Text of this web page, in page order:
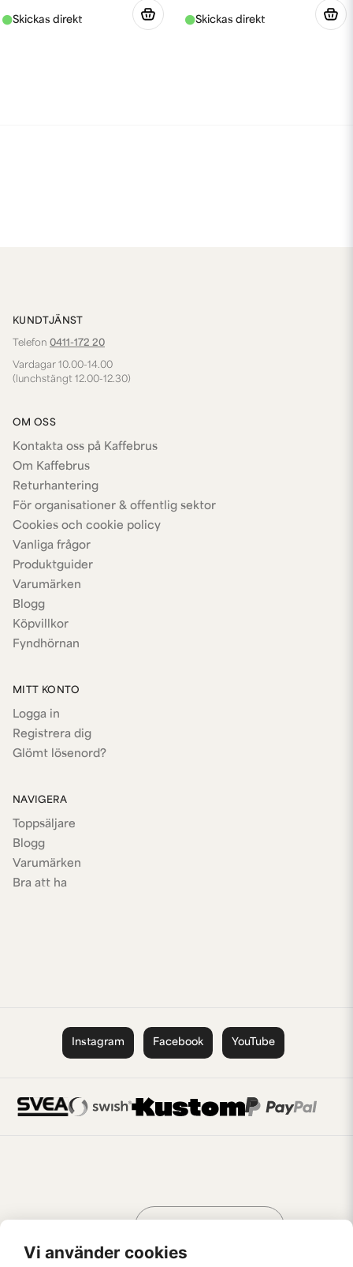
KUNDTJÄNST
Telefon 0411-172 20
Vardagar 10.00-14.00
(lunchstängt 12.00-12.30)
OM OSS
Kontakta oss på Kaffebrus
Om Kaffebrus
Returhantering
För organisationer & offentlig sektor
Cookies och cookie policy
Vanliga frågor
Produktguider
Varumärken
Blogg
Köpvillkor
Fyndhörnan
MITT KONTO
Logga in
Registrera dig
Glömt lösenord?
NAVIGERA
Toppsäljare
Blogg
Varumärken
Bra att ha
Instagram Facebook YouTube
AV KREATÖRER
Vi använder cookies